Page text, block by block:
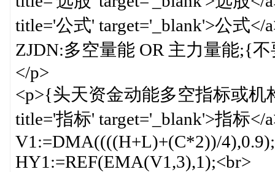
title='公式' target='_blank'>公式
ZJDN:多空量能 OR 主力量能;{
</p>
<p>{头天资金动能多空指标或机
title='指标' target='_blank'>指标
V1:=DMA((((H+L)+(C*2))/
HY1:=REF(EMA(V1,3),1);<br>